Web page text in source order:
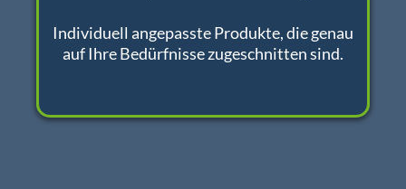
Individuell angepasste Produkte, die genau
auf Ihre Bedürfnisse zugeschnitten sind.